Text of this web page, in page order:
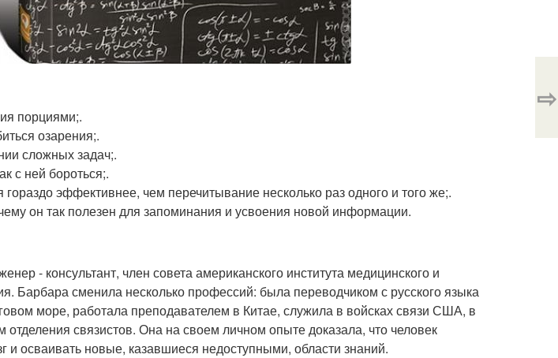
порциями;.
озарения;.
сложных задач;.
с ней бороться;.
эффективнее, чем перечитывание несколько раз одного и того же;.
он так полезен для запоминания и усвоения новой информации.
- консультант, член совета американского института медицинского и
Барбара сменила несколько профессий: была переводчиком с русского языка
море, работала преподавателем в Китае, служила в войсках связи США, в
связистов. Она на своем личном опыте доказала, что человек
и осваивать новые, казавшиеся недоступными, области знаний.
⇨